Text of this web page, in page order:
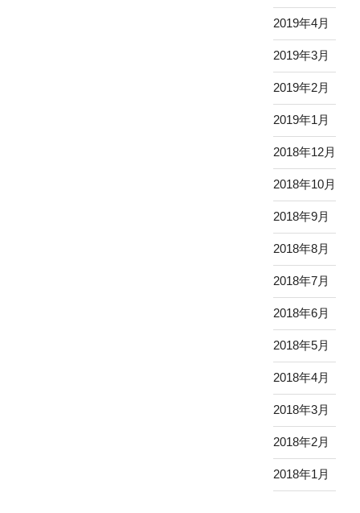
2019年4月
2019年3月
2019年2月
2019年1月
2018年12月
2018年10月
2018年9月
2018年8月
2018年7月
2018年6月
2018年5月
2018年4月
2018年3月
2018年2月
2018年1月